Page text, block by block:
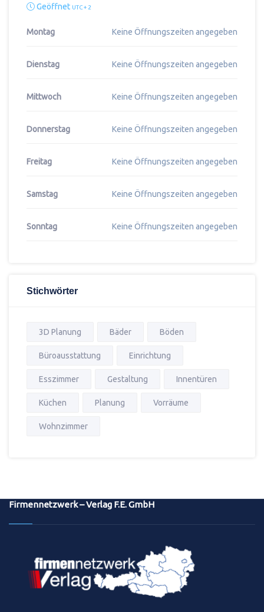
Geöffnet UTC + 2
Montag Keine Öffnungszeiten angegeben
Dienstag Keine Öffnungszeiten angegeben
Mittwoch Keine Öffnungszeiten angegeben
Donnerstag Keine Öffnungszeiten angegeben
Freitag Keine Öffnungszeiten angegeben
Samstag Keine Öffnungszeiten angegeben
Sonntag Keine Öffnungszeiten angegeben
Stichwörter
3D Planung Bäder Böden
Büroausstattung Einrichtung
Esszimmer Gestaltung Innentüren
Küchen Planung Vorräume
Wohnzimmer
Firmennetzwerk – Verlag F.E. GmbH